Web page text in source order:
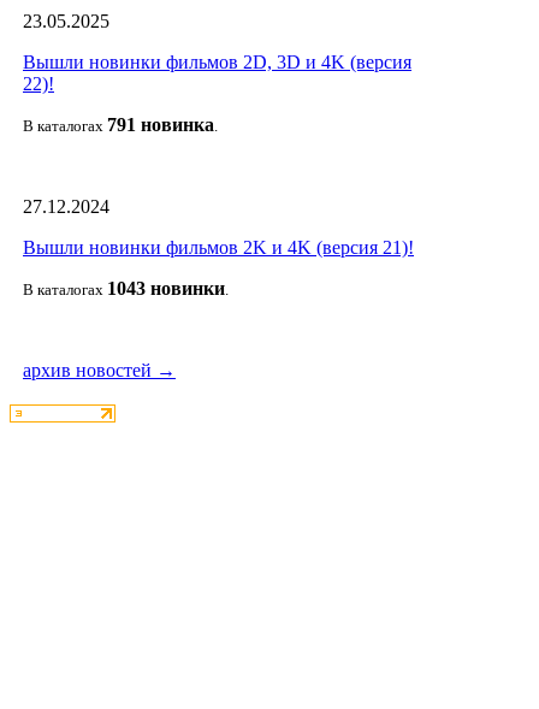
23.05.2025
Вышли новинки фильмов 2D, 3D и 4K (версия
22)!
В каталогах 791 новинка.
27.12.2024
Вышли новинки фильмов 2K и 4K (версия 21)!
В каталогах 1043 новинки.
архив новостей →